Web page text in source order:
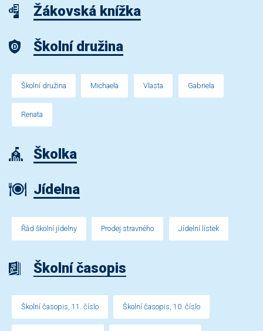
Žákovská knížka
Školní družina
Školní družina Michaela Vlasta Gabriela
Renata
Školka
Jídelna
Řád školní jídelny Prodej stravného Jídelní lístek
Školní časopis
Školní časopis, 11. číslo Školní časopis, 10. číslo